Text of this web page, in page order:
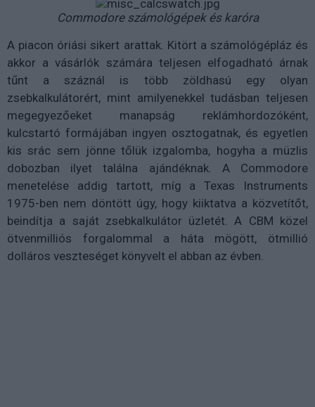
Commodore számológépek és karóra
A piacon óriási sikert arattak. Kitört a számológépláz és
akkor a vásárlók számára teljesen elfogadható árnak
tűnt a száznál is több zöldhasú egy olyan
zsebkalkulátorért, mint amilyenekkel tudásban teljesen
megegyezőeket manapság reklámhordozóként,
kulcstartó formájában ingyen osztogatnak, és egyetlen
kis srác sem jönne tőlük izgalomba, hogyha a müzlis
dobozban ilyet találna ajándéknak. A Commodore
menetelése addig tartott, míg a Texas Instruments
1975-ben nem döntött úgy, hogy kiiktatva a közvetítőt,
beindítja a saját zsebkalkulátor üzletét. A CBM közel
ötvenmilliós forgalommal a háta mögött, ötmillió
dolláros veszteséget könyvelt el abban az évben.